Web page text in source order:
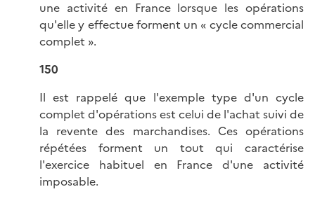
une activité en France lorsque les opérations
qu'elle y effectue forment un « cycle commercial
complet ».
150
Il est rappelé que l'exemple type d'un cycle
complet d'opérations est celui de l'achat suivi de
la revente des marchandises. Ces opérations
répétées forment un tout qui caractérise
l'exercice habituel en France d'une activité
imposable.